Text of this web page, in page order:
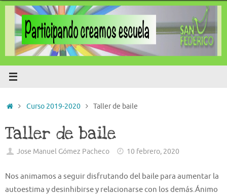
Saltar
contenido
InicioCurso 2019-2020 Taller de baile
Taller de baile
Jose Manuel Gómez Pacheco 10 febrero, 2020
Nos animamos a seguir disfrutando del baile para aumentar la
autoestima y desinhibirse y relacionarse con los demás.Ánimo